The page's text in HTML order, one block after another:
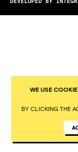
WE USE
BY CLICKING THE